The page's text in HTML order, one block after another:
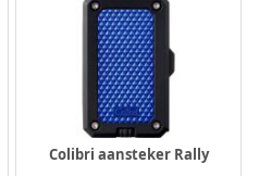
Colibri aansteker Rally